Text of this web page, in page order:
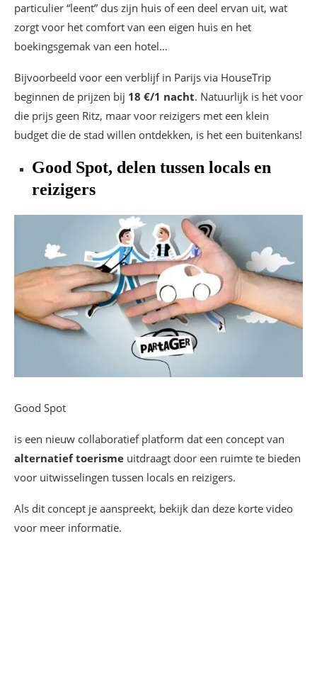
particulier “leent” dus zijn huis of een deel ervan uit, wat
zorgt voor het comfort van een eigen huis en het
boekingsgemak van een hotel…
Bijvoorbeeld voor een verblijf in Parijs via HouseTrip
beginnen de prijzen bij 18 €/1 nacht. Natuurlijk is het voor
die prijs geen Ritz, maar voor reizigers met een klein
budget die de stad willen ontdekken, is het een buitenkans!
Good Spot, delen tussen locals en
reizigers
Good Spot
is een nieuw collaboratief platform dat een concept van
alternatief toerisme uitdraagt door een ruimte te bieden
voor uitwisselingen tussen locals en reizigers.
Als dit concept je aanspreekt, bekijk dan deze korte video
voor meer informatie.